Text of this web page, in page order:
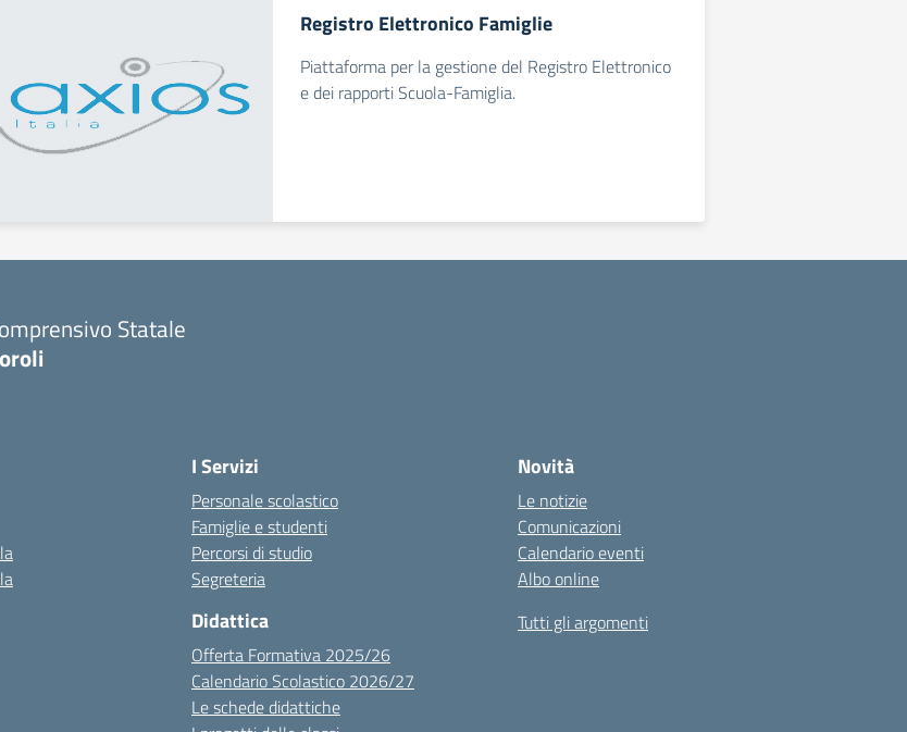
Registro Elettronico Famiglie
Piattaforma per la gestione del Registro Elettronico
e dei rapporti Scuola-Famiglia.
Statale
I Servizi
Personale scolastico
Famiglie e studenti
Percorsi di studio
Segreteria
Didattica
Offerta Formativa 2025/26
Calendario Scolastico 2026/27
Le schede didattiche
Novità
Le notizie
Comunicazioni
Calendario eventi
Albo online
Tutti gli argomenti